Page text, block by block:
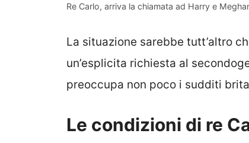
Re Carlo, arriva la chiamata ad Harry e
La situazione sarebbe tutt’altro
un’esplicita richiesta al
preoccupa non poco i sudditi
Le condizioni di re